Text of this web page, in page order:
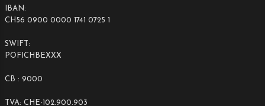
IBAN:
CH56 0900 0000 1741 0725 1
SWIFT:
POFICHBEXXX
CB : 9000
TVA: CHE-102.900.903